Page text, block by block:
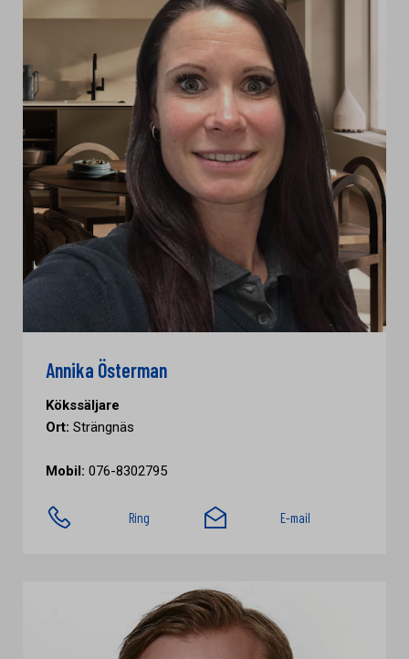
Annika Österman
Kökssäljare
Ort: Strängnäs
Mobil: 076-8302795
Ring E-mail